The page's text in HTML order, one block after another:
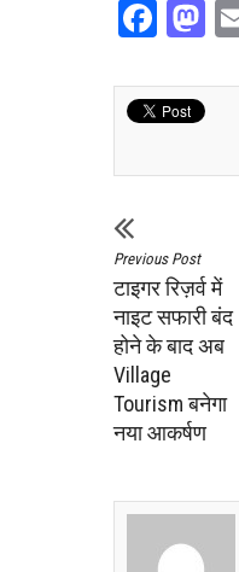
Previous Post
टाइगर रिज़र्व में
नाइट सफारी बंद
होने के बाद अब
Village
Tourism बनेगा
नया आकर्षण